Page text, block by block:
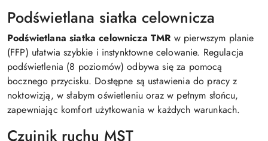
Podświetlana siatka celownicza
Podświetlana siatka celownicza TMR w pierwszym planie
(FFP) ułatwia szybkie i instynktowne celowanie. Regulacja
podświetlenia (8 poziomów) odbywa się za pomocą
bocznego przycisku. Dostępne są ustawienia do pracy z
noktowizją, w słabym oświetleniu oraz w pełnym słońcu,
zapewniając komfort użytkowania w każdych warunkach.
Czujnik ruchu MST